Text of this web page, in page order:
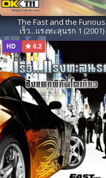
The Fast and the Furious
เร็ว...แรงทะลุนรก 1 (2001)
HD 6.2